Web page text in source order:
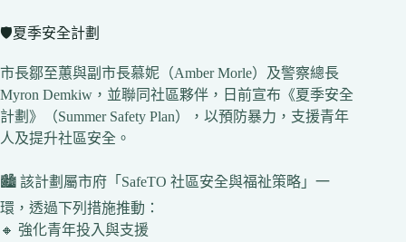
🛡️夏季安全計劃
市長鄒至蕙與副市長慕妮（Amber Morle）及警察總長
Myron Demkiw，並聯同社區夥伴，日前宣布《夏季安全
計劃》（Summer Safety Plan），以預防暴力，支援青年
人及提升社區安全。
🏙️ 該計劃屬市府「SafeTO 社區安全與福祉策略」一
環，透過下列措施推動：
🔸 強化青年投入與支援